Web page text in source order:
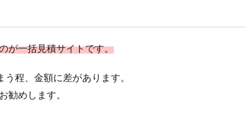
が一括見積サイトです。
程、金額に差があります。
勧めします。